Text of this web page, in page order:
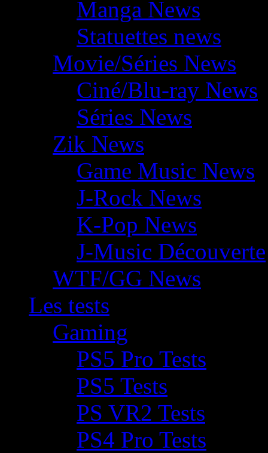
Manga News
Statuettes news
Movie/Séries News
Ciné/Blu-ray News
Séries News
Zik News
Game Music News
J-Rock News
K-Pop News
J-Music Découverte
WTF/GG News
Les tests
Gaming
PS5 Pro Tests
PS5 Tests
PS VR2 Tests
PS4 Pro Tests